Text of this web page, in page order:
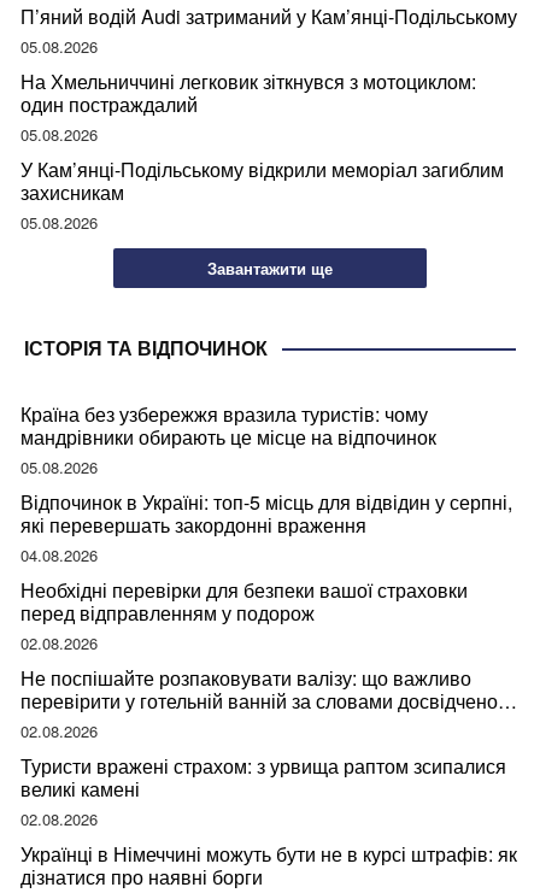
П’яний водій Audi затриманий у Кам’янці-Подільському
05.08.2026
На Хмельниччині легковик зіткнувся з мотоциклом:
один постраждалий
05.08.2026
У Кам’янці-Подільському відкрили меморіал загиблим
захисникам
05.08.2026
Завантажити ще
ІСТОРІЯ ТА ВІДПОЧИНОК
Країна без узбережжя вразила туристів: чому
мандрівники обирають це місце на відпочинок
05.08.2026
Відпочинок в Україні: топ-5 місць для відвідин у серпні,
які перевершать закордонні враження
04.08.2026
Необхідні перевірки для безпеки вашої страховки
перед відправленням у подорож
02.08.2026
Не поспішайте розпаковувати валізу: що важливо
перевірити у готельній ванній за словами досвідченої
мандрівниці
02.08.2026
Туристи вражені страхом: з урвища раптом зсипалися
великі камені
02.08.2026
Українці в Німеччині можуть бути не в курсі штрафів: як
дізнатися про наявні борги